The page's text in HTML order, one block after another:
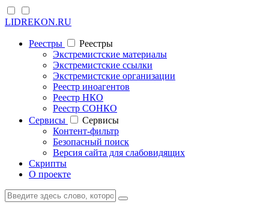
LIDREKON.RU
Реестры
Реестры
Экстремистские материалы
Экстремистские ссылки
Экстремистские организации
Реестр иноагентов
Реестр НКО
Реестр СОНКО
Cервисы
Cервисы
Контент-фильтр
Безопасный поиск
Версия сайта для слабовидящих
Скрипты
О проекте